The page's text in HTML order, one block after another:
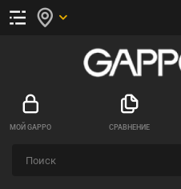
МОЙ GAPPO СРАВНЕНИЕ